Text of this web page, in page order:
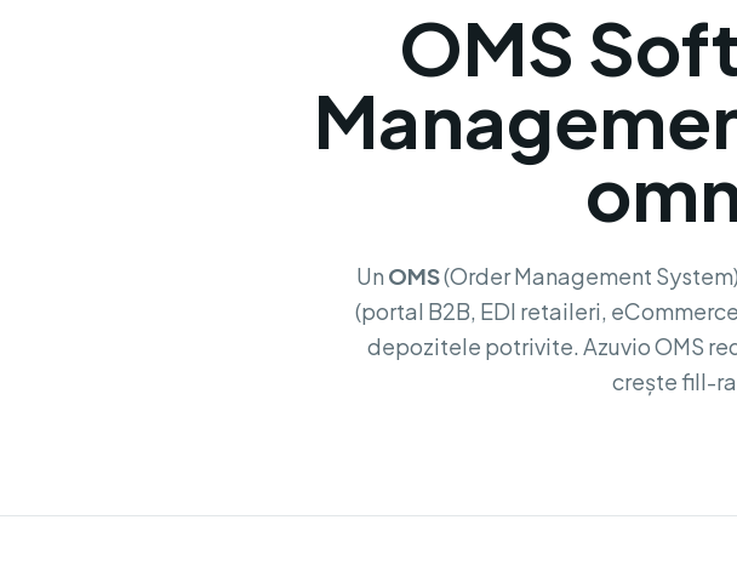
OMS
Un OMS(Order Management
(portal B2B, EDI retaileri,
depozitele potrivite. Azuvio OMS
crește fill-